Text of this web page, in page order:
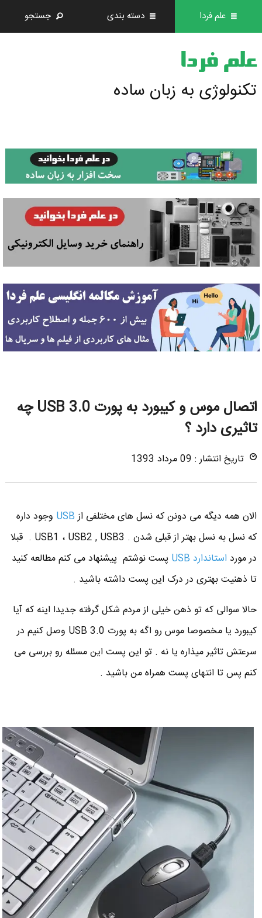
علم فردا دسته بندی جستجو
علم فردا
تکنولوژی به زبان ساده
اتصال موس و کیبورد به پورت USB 3.0 چه
تاثیری دارد ؟
تاریخ انتشار : 09 مرداد 1393
الان همه دیگه می دونن که نسل های مختلفی ازUSB وجود داره
که نسل به نسل بهتر از قبلی شدن . USB1 ، USB2 , USB3 . قبلا
در مورد استاندارد USB
پست نوشتم پیشنهاد می کنم مطالعه کنید
تا ذهنیت بهتری در درک این پست داشته باشید .
حالا سوالی که تو ذهن خیلی از مردم شکل گرفته جدیدا اینه که آیا
کیبورد یا مخصوصا موس رو اگه به پورت USB 3.0 وصل کنیم در
سرعتش تاثیر میذاره یا نه . تو این پست این مسئله رو بررسی می
کنم پس تا انتهای پست همراه من باشید .